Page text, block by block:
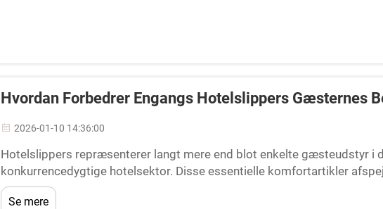
Hvordan Forbedrer Engangs Hotelslippers Gæsternes
2026-01-10 14:36:00
Hotelslippers repræsenterer langt mere end blot enkelte gæsteudstyr i
konkurrencedygtige hotelsektor. Disse essentielle komfortartikler
virksomheds opmærksomhed på detaljer og engagement for
Se mere